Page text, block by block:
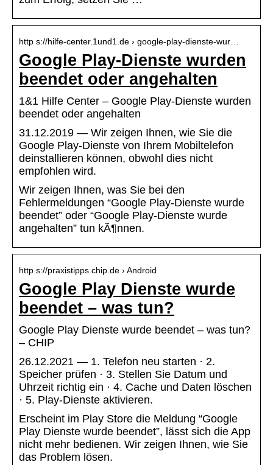
http s://hilfe-center.1und1.de › google-play-dienste-wur…
Google Play-Dienste wurden
beendet oder angehalten
1&1 Hilfe Center – Google Play-Dienste wurden
beendet oder angehalten
31.12.2019 — Wir zeigen Ihnen, wie Sie die
Google Play-Dienste von Ihrem Mobiltelefon
deinstallieren können, obwohl dies nicht
empfohlen wird.
Wir zeigen Ihnen, was Sie bei den
Fehlermeldungen “Google Play-Dienste wurde
beendet” oder “Google Play-Dienste wurde
angehalten” tun kÃ¶nnen.
http s://praxistipps.chip.de › Android
Google Play Dienste wurde
beendet – was tun?
Google Play Dienste wurde beendet – was tun?
– CHIP
26.12.2021 — 1. Telefon neu starten · 2.
Speicher prüfen · 3. Stellen Sie Datum und
Uhrzeit richtig ein · 4. Cache und Daten löschen
· 5. Play-Dienste aktivieren.
Erscheint im Play Store die Meldung “Google
Play Dienste wurde beendet”, lässt sich die App
nicht mehr bedienen. Wir zeigen Ihnen, wie Sie
das Problem lösen.